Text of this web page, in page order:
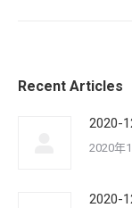
Recent Articles
2020-
2020年
2020-